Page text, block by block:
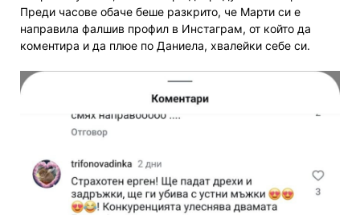
Преди часове обаче беше разкрито, че Марти си е
направила фалшив профил в Инстаграм, от който да
коментира и да плюе по Даниела, хвалейки себе си.